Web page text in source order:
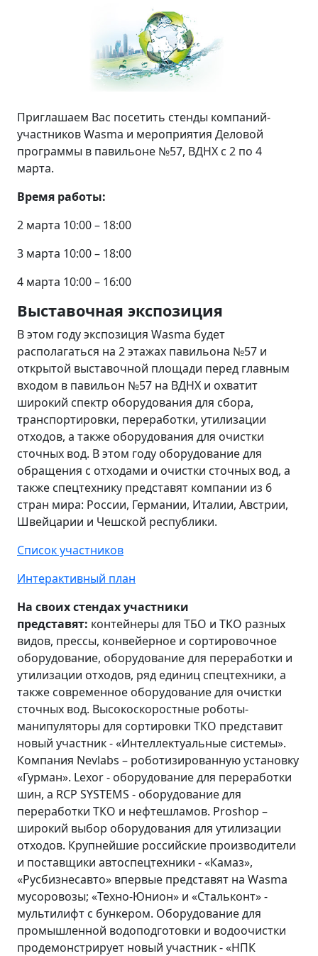
Приглашаем Вас посетить стенды компаний-
участников Wasma и мероприятия Деловой
программы в павильоне №57, ВДНХ с 2 по 4
марта.
Время работы:
2 марта 10:00 – 18:00
3 марта 10:00 – 18:00
4 марта 10:00 – 16:00
Выставочная экспозиция
В этом году экспозиция Wasma будет
располагаться на 2 этажах павильона №57 и
открытой выставочной площади перед главным
входом в павильон №57 на ВДНХ и охватит
широкий спектр оборудования для сбора,
транспортировки, переработки, утилизации
отходов, а также оборудования для очистки
сточных вод. В этом году оборудование для
обращения с отходами и очистки сточных вод, а
также спецтехнику представят компании из 6
стран мира: России, Германии, Италии, Австрии,
Швейцарии и Чешской республики.
Список участников
Интерактивный план
На своих стендах участники
представят: контейнеры для ТБО и ТКО разных
видов, прессы, конвейерное и сортировочное
оборудование, оборудование для переработки и
утилизации отходов, ряд единиц спецтехники, а
также современное оборудование для очистки
сточных вод. Высокоскоростные роботы-
манипуляторы для сортировки ТКО представит
новый участник - «Интеллектуальные системы».
Компания Nevlabs – роботизированную установку
«Гурман». Lexor - оборудование для переработки
шин, а RCP SYSTEMS - оборудование для
переработки ТКО и нефтешламов. Proshop –
широкий выбор оборудования для утилизации
отходов. Крупнейшие российские производители
и поставщики автоспецтехники - «Камаз»,
«Русбизнесавто» впервые представят на Wasma
мусоровозы; «Техно-Юнион» и «Стальконт» -
мультилифт с бункером. Оборудование для
промышленной водоподготовки и водоочистки
продемонстрирует новый участник - «НПК